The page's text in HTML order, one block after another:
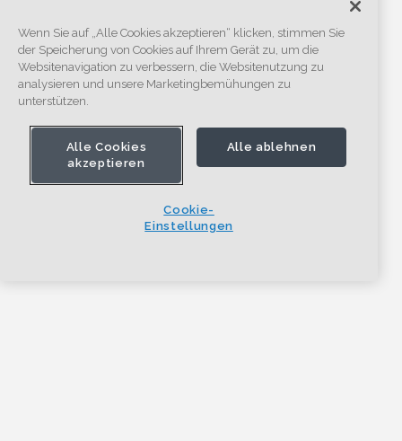
Wenn Sie auf „Alle Cookies akzeptieren“ klicken, stimmen Sie
der Speicherung von Cookies auf Ihrem Gerät zu, um die
Websitenavigation zu verbessern, die Websitenutzung zu
analysieren und unsere Marketingbemühungen zu
unterstützen.
Alle Cookies
akzeptieren
Alle ablehnen
Cookie-
Einstellungen